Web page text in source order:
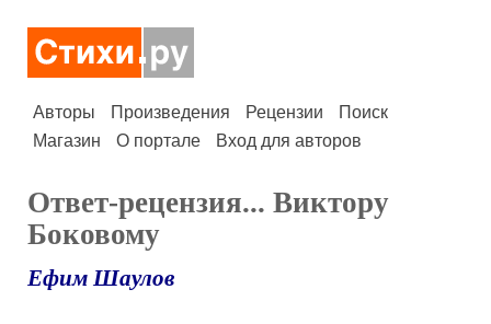
Авторы Произведения Рецензии
Поиск
Магазин
О портале Вход для авторов
Ответ-рецензия... Виктору
Боковому
Ефим Шаулов